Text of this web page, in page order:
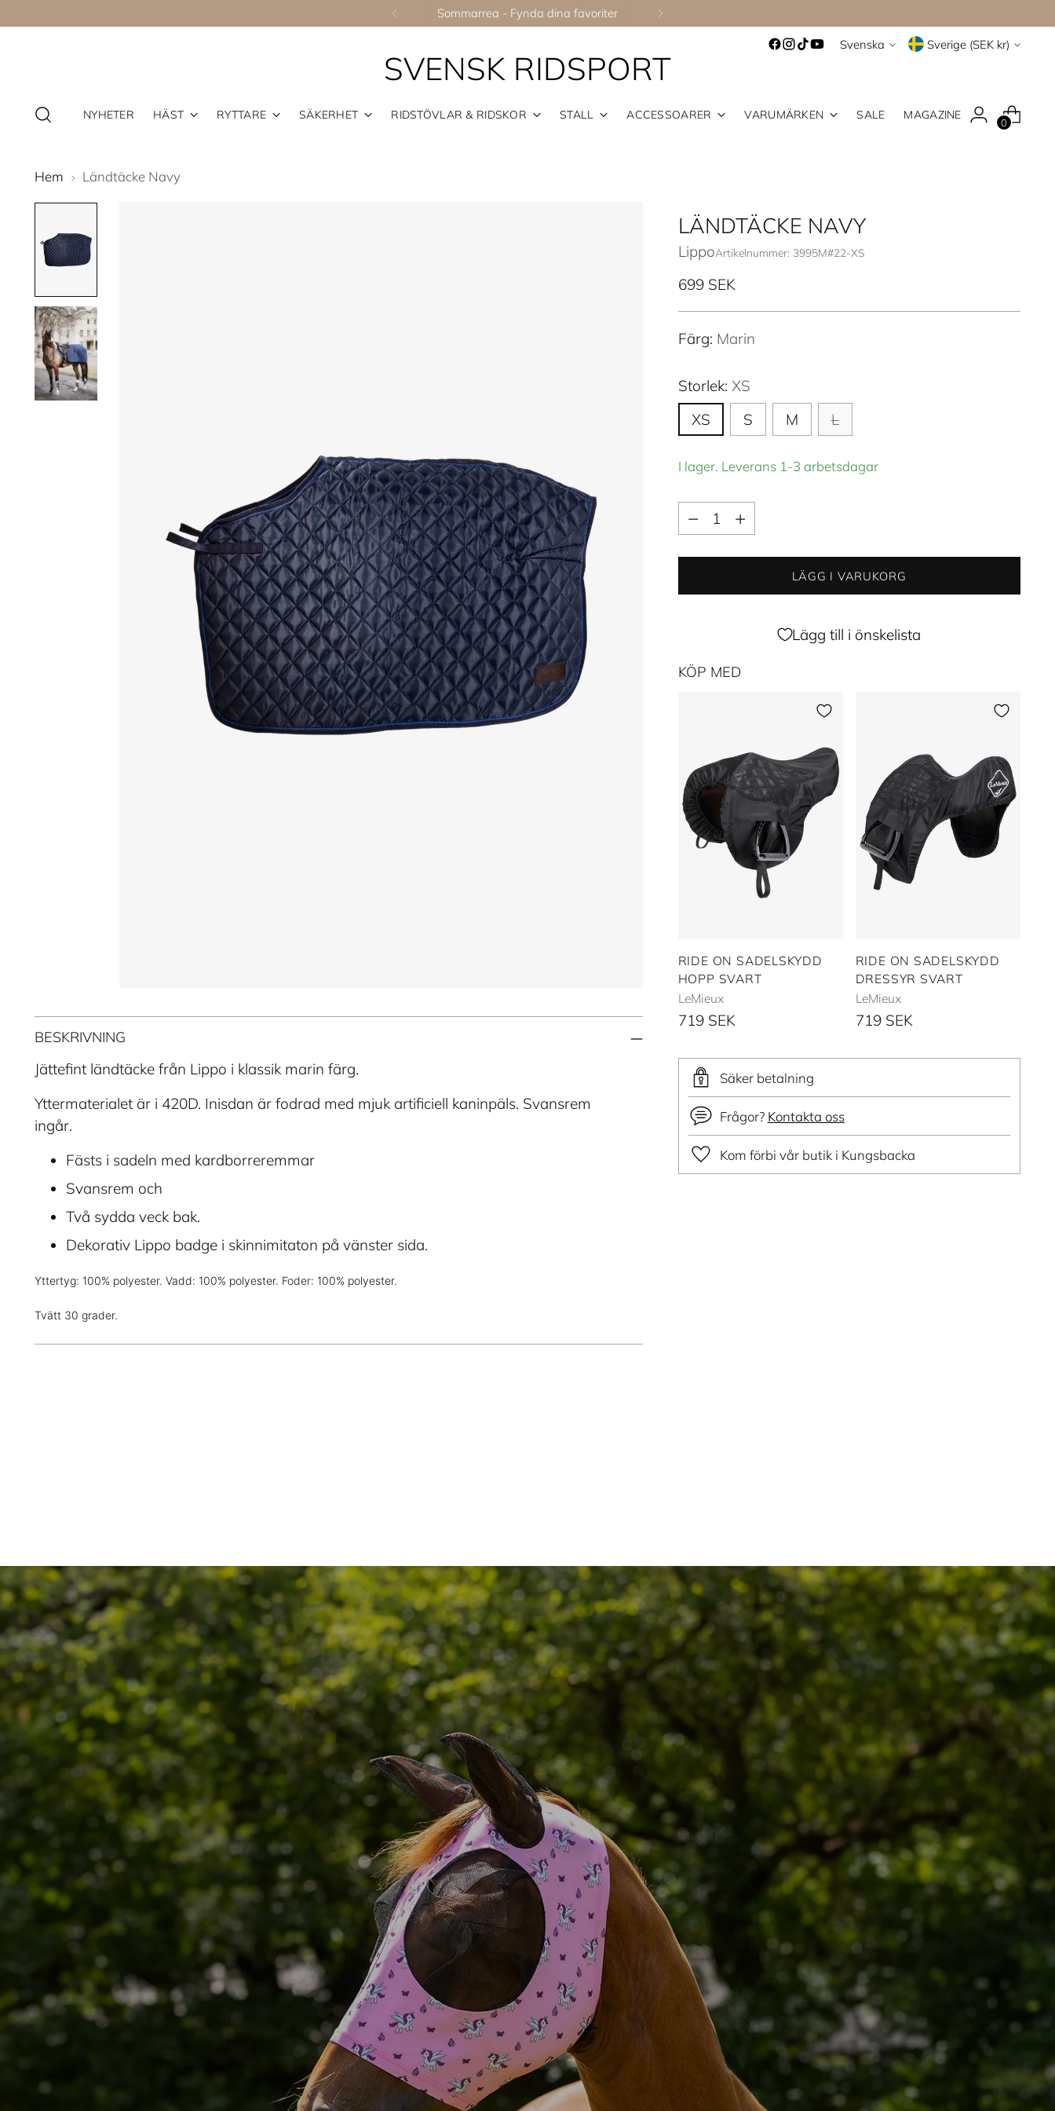
Sommarrea - Fynda dina favoriter
Språk
Svenska Valuta Sverige (SEK kr)
SVENSK RIDSPORT
NYHETER HÄST RYTTARE SÄKERHET RIDSTÖVLAR & RIDSKOR STALL ACCESSOARER VARUMÄRKEN SALE MAGAZINE
0
Hem Ländtäcke Navy
BESKRIVNING
Jättefint ländtäcke från Lippo i klassik marin färg.
Yttermaterialet är i 420D. Inisdan är fodrad med mjuk artificiell kaninpäls. Svansrem
ingår.
Fästs i sadeln med kardborreremmar
Svansrem och
Två sydda veck bak.
Dekorativ Lippo badge i skinnimitaton på vänster sida.
Yttertyg: 100% polyester. Vadd: 100% polyester. Foder: 100% polyester.
Tvätt 30 grader.
LÄNDTÄCKE NAVY
LippoArtikelnummer: 3995M#22-XS
Ordinarie
699 SEK
Färg: Marin
Storlek: XS
XS
S M L
I lager. Leverans 1-3 arbetsdagar
Kvantitet
Kvantitet
LÄGG I VARUKORG
Lägg till i önskelista
KÖP MED
RIDE ON SADELSKYDD
HOPP SVART
LeMieux
719 SEK
RIDE ON SADELSKYDD
DRESSYR SVART
LeMieux
719 SEK
Säker betalning
Frågor? Kontakta oss
Kom förbi vår butik i Kungsbacka